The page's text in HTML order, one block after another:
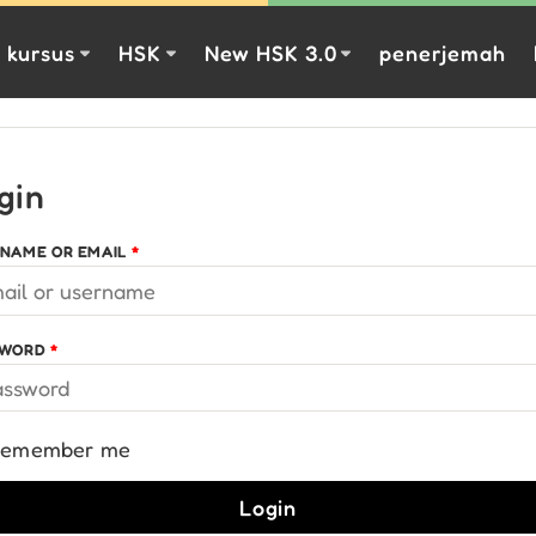
kursus HSK New HSK 3.0 penerjemah
OR EMAIL *
*
me
Login